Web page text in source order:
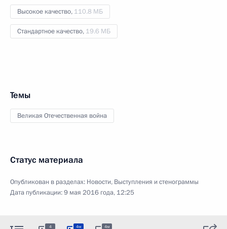
Высокое качество, 110.8 МБ
Стандартное качество, 19.6 МБ
Темы
Великая Отечественная война
Статус материала
Опубликован в разделах: Новости, Выступления и стенограммы
Дата публикации:9 мая 2016 года, 12:25
4 4м 4м